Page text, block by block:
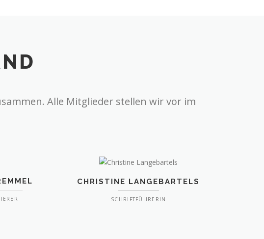
Alle Mitglieder stellen wir vor im
CHRISTINE LANGEBARTELS
SCHRIFTFÜHRERIN